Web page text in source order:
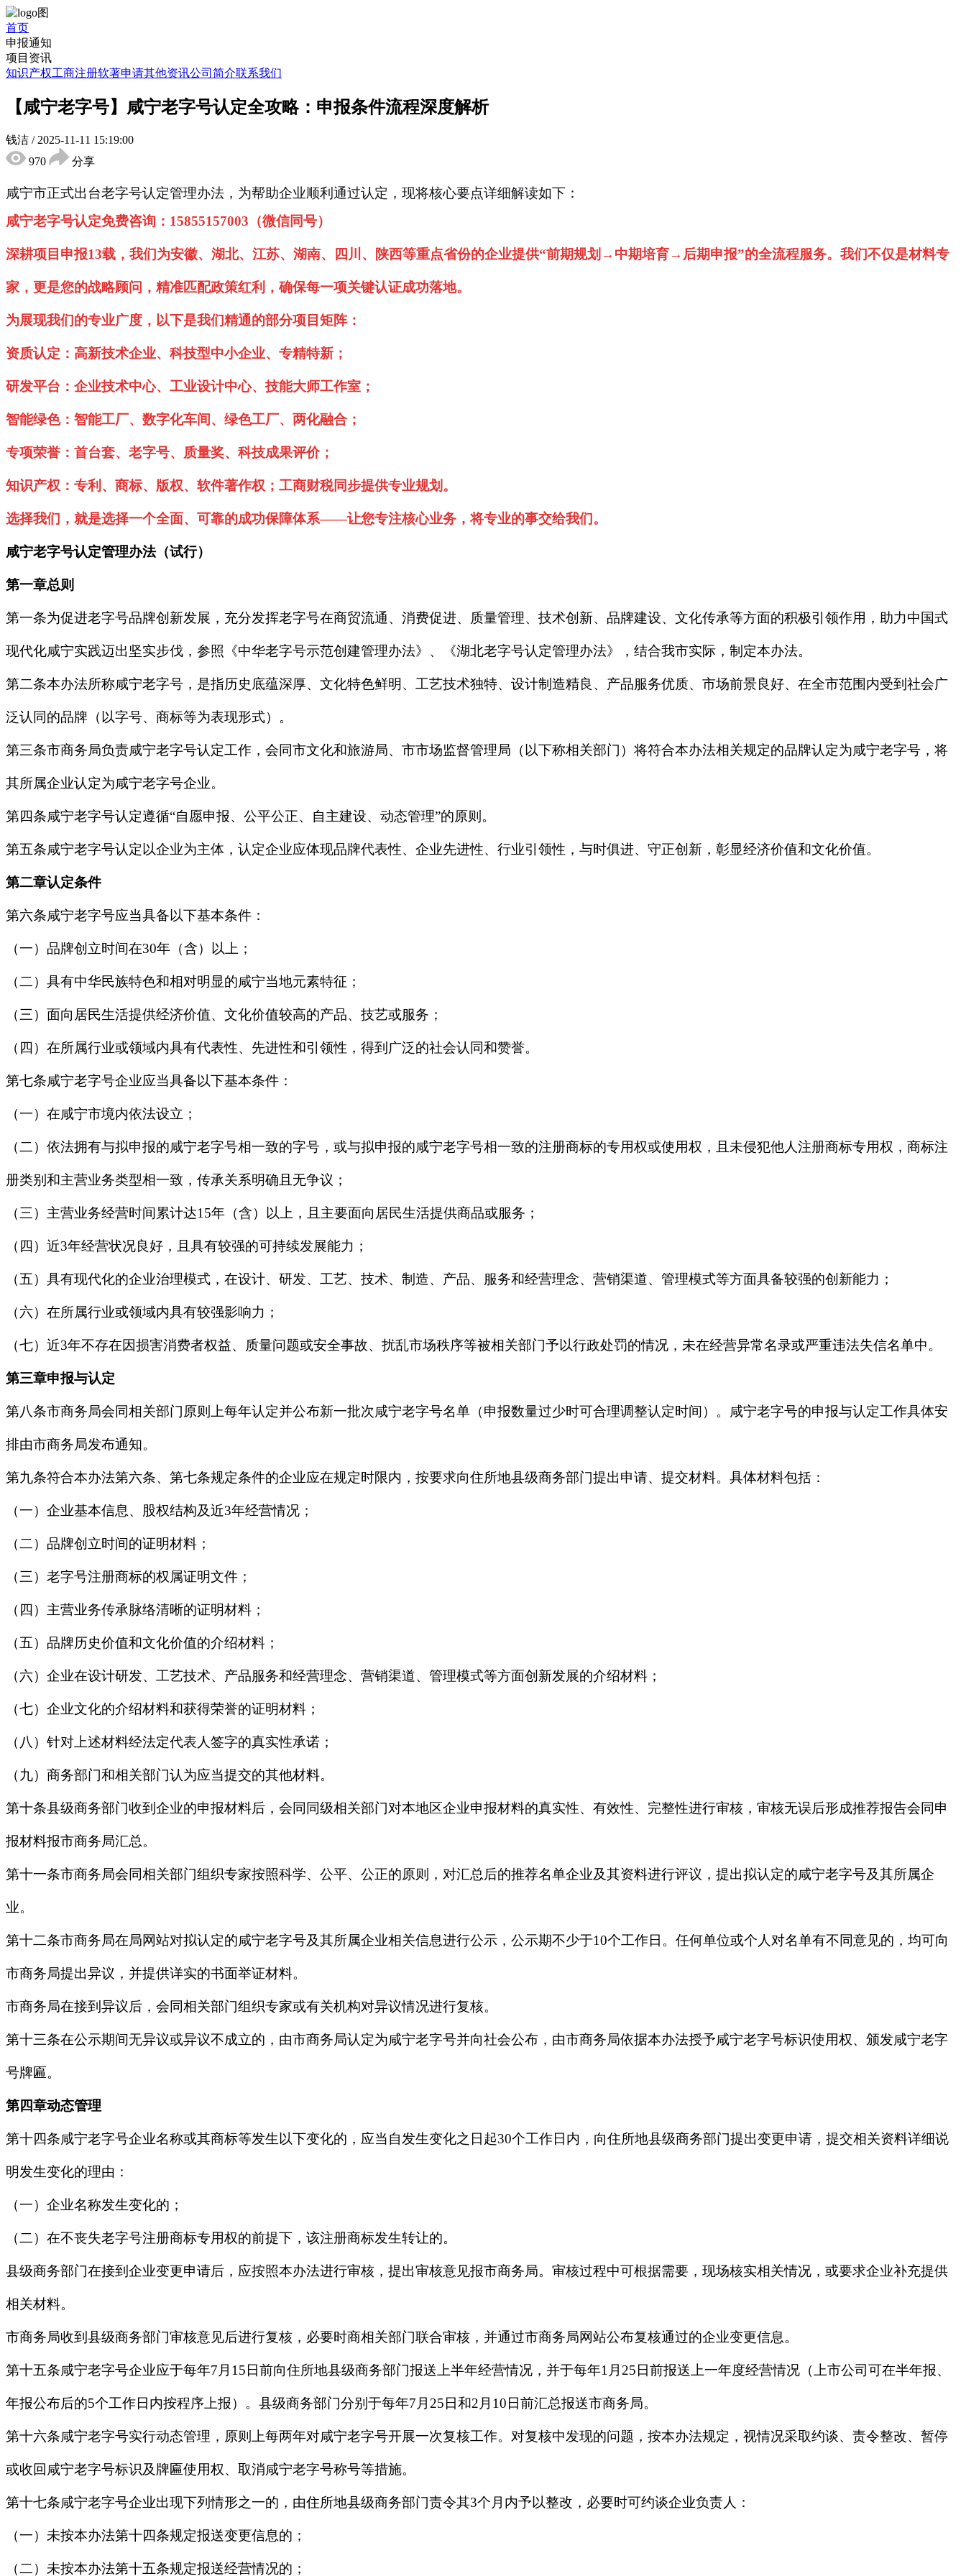
首页
申报通知
项目资讯
知识产权工商注册软著申请其他资讯公司简介联系我们
【咸宁老字号】咸宁老字号认定全攻略：申报条件流程深度解析
钱洁 / 2025-11-11 15:19:00
970
分享
咸宁市正式出台老字号认定管理办法，为帮助企业顺利通过认定，现将核心要点详细解读如下：
咸宁老字号认定免费咨询：15855157003（微信同号）
深耕项目申报13载，我们为安徽、湖北、江苏、湖南、四川、陕西等重点省份的企业提供“前期规划→中期培育→后期申报”的全流程服务。我们不仅是材料专
家，更是您的战略顾问，精准匹配政策红利，确保每一项关键认证成功落地。
为展现我们的专业广度，以下是我们精通的部分项目矩阵：
资质认定：高新技术企业、科技型中小企业、专精特新；
研发平台：企业技术中心、工业设计中心、技能大师工作室；
智能绿色：智能工厂、数字化车间、绿色工厂、两化融合；
专项荣誉：首台套、老字号、质量奖、科技成果评价；
知识产权：专利、商标、版权、软件著作权；工商财税同步提供专业规划。
选择我们，就是选择一个全面、可靠的成功保障体系——让您专注核心业务，将专业的事交给我们。
咸宁老字号认定管理办法（试行）
第一章总则
第一条为促进老字号品牌创新发展，充分发挥老字号在商贸流通、消费促进、质量管理、技术创新、品牌建设、文化传承等方面的积极引领作用，助力中国式
现代化咸宁实践迈出坚实步伐，参照《中华老字号示范创建管理办法》、《湖北老字号认定管理办法》，结合我市实际，制定本办法。
第二条本办法所称咸宁老字号，是指历史底蕴深厚、文化特色鲜明、工艺技术独特、设计制造精良、产品服务优质、市场前景良好、在全市范围内受到社会广
泛认同的品牌（以字号、商标等为表现形式）。
第三条市商务局负责咸宁老字号认定工作，会同市文化和旅游局、市市场监督管理局（以下称相关部门）将符合本办法相关规定的品牌认定为咸宁老字号，将
其所属企业认定为咸宁老字号企业。
第四条咸宁老字号认定遵循“自愿申报、公平公正、自主建设、动态管理”的原则。
第五条咸宁老字号认定以企业为主体，认定企业应体现品牌代表性、企业先进性、行业引领性，与时俱进、守正创新，彰显经济价值和文化价值。
第二章认定条件
第六条咸宁老字号应当具备以下基本条件：
（一）品牌创立时间在30年（含）以上；
（二）具有中华民族特色和相对明显的咸宁当地元素特征；
（三）面向居民生活提供经济价值、文化价值较高的产品、技艺或服务；
（四）在所属行业或领域内具有代表性、先进性和引领性，得到广泛的社会认同和赞誉。
第七条咸宁老字号企业应当具备以下基本条件：
（一）在咸宁市境内依法设立；
（二）依法拥有与拟申报的咸宁老字号相一致的字号，或与拟申报的咸宁老字号相一致的注册商标的专用权或使用权，且未侵犯他人注册商标专用权，商标注
册类别和主营业务类型相一致，传承关系明确且无争议；
（三）主营业务经营时间累计达15年（含）以上，且主要面向居民生活提供商品或服务；
（四）近3年经营状况良好，且具有较强的可持续发展能力；
（五）具有现代化的企业治理模式，在设计、研发、工艺、技术、制造、产品、服务和经营理念、营销渠道、管理模式等方面具备较强的创新能力；
（六）在所属行业或领域内具有较强影响力；
（七）近3年不存在因损害消费者权益、质量问题或安全事故、扰乱市场秩序等被相关部门予以行政处罚的情况，未在经营异常名录或严重违法失信名单中。
第三章申报与认定
第八条市商务局会同相关部门原则上每年认定并公布新一批次咸宁老字号名单（申报数量过少时可合理调整认定时间）。咸宁老字号的申报与认定工作具体安
排由市商务局发布通知。
第九条符合本办法第六条、第七条规定条件的企业应在规定时限内，按要求向住所地县级商务部门提出申请、提交材料。具体材料包括：
（一）企业基本信息、股权结构及近3年经营情况；
（二）品牌创立时间的证明材料；
（三）老字号注册商标的权属证明文件；
（四）主营业务传承脉络清晰的证明材料；
（五）品牌历史价值和文化价值的介绍材料；
（六）企业在设计研发、工艺技术、产品服务和经营理念、营销渠道、管理模式等方面创新发展的介绍材料；
（七）企业文化的介绍材料和获得荣誉的证明材料；
（八）针对上述材料经法定代表人签字的真实性承诺；
（九）商务部门和相关部门认为应当提交的其他材料。
第十条县级商务部门收到企业的申报材料后，会同同级相关部门对本地区企业申报材料的真实性、有效性、完整性进行审核，审核无误后形成推荐报告会同申
报材料报市商务局汇总。
第十一条市商务局会同相关部门组织专家按照科学、公平、公正的原则，对汇总后的推荐名单企业及其资料进行评议，提出拟认定的咸宁老字号及其所属企
业。
第十二条市商务局在局网站对拟认定的咸宁老字号及其所属企业相关信息进行公示，公示期不少于10个工作日。任何单位或个人对名单有不同意见的，均可向
市商务局提出异议，并提供详实的书面举证材料。
市商务局在接到异议后，会同相关部门组织专家或有关机构对异议情况进行复核。
第十三条在公示期间无异议或异议不成立的，由市商务局认定为咸宁老字号并向社会公布，由市商务局依据本办法授予咸宁老字号标识使用权、颁发咸宁老字
号牌匾。
第四章动态管理
第十四条咸宁老字号企业名称或其商标等发生以下变化的，应当自发生变化之日起30个工作日内，向住所地县级商务部门提出变更申请，提交相关资料详细说
明发生变化的理由：
（一）企业名称发生变化的；
（二）在不丧失老字号注册商标专用权的前提下，该注册商标发生转让的。
县级商务部门在接到企业变更申请后，应按照本办法进行审核，提出审核意见报市商务局。审核过程中可根据需要，现场核实相关情况，或要求企业补充提供
相关材料。
市商务局收到县级商务部门审核意见后进行复核，必要时商相关部门联合审核，并通过市商务局网站公布复核通过的企业变更信息。
第十五条咸宁老字号企业应于每年7月15日前向住所地县级商务部门报送上半年经营情况，并于每年1月25日前报送上一年度经营情况（上市公司可在半年报、
年报公布后的5个工作日内按程序上报）。县级商务部门分别于每年7月25日和2月10日前汇总报送市商务局。
第十六条咸宁老字号实行动态管理，原则上每两年对咸宁老字号开展一次复核工作。对复核中发现的问题，按本办法规定，视情况采取约谈、责令整改、暂停
或收回咸宁老字号标识及牌匾使用权、取消咸宁老字号称号等措施。
第十七条咸宁老字号企业出现下列情形之一的，由住所地县级商务部门责令其3个月内予以整改，必要时可约谈企业负责人：
（一）未按本办法第十四条规定报送变更信息的；
（二）未按本办法第十五条规定报送经营情况的；